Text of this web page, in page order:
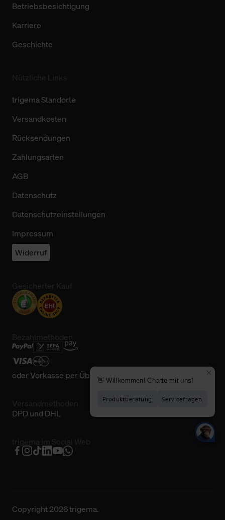
Betriebsbesichtigung
Karriere
Geschichte
trigema Standorte
Versandkosten
Rücksendungen
Zahlungsarten
AGB
Datenschutz
Datenschutzeinstellungen
Impressum
Widerruf
oderVorkasse per Überweisung
DPD und DHL
Copyright 2026 trigema.